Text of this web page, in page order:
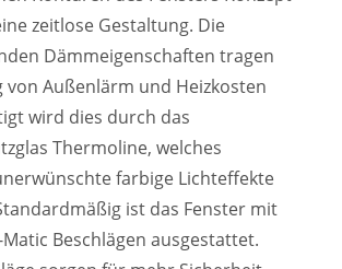
zeitlose Gestaltung. Die
Dämmeigenschaften tragen
von Außenlärm und Heizkosten
wird dies durch das
Thermoline, welches
farbige Lichteffekte
ist das Fenster mit
Matic Beschlägen ausgestattet.